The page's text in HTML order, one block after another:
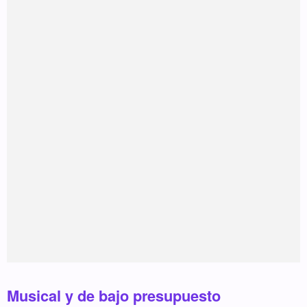
Musical y de bajo presupuesto